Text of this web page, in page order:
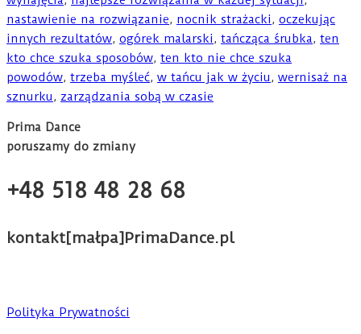
nastawienie na rozwiązanie, nocnik strażacki, oczekując
innych rezultatów, ogórek malarski, tańcząca śrubka, ten
kto chce szuka sposobów, ten kto nie chce szuka
powodów, trzeba myśleć, w tańcu jak w życiu, wernisaż na
sznurku, zarządzania sobą w czasie
Prima Dance
poruszamy do zmiany
+48 518 48 28 68
kontakt[małpa]PrimaDance.pl
Polityka Prywatności